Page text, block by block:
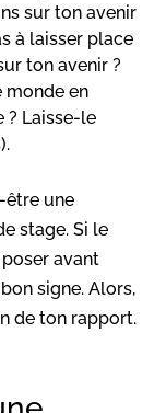
sur ton avenir
à laisser place
ton avenir ?
monde en
? Laisse-le
être une
stage. Si le
avant
signe. Alors,
de ton rapport.